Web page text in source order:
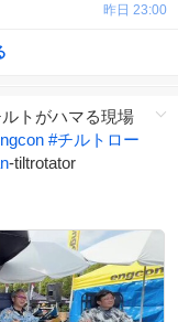
昨日 23:00
トがハマる現場
#チルトロー
-tiltrotator